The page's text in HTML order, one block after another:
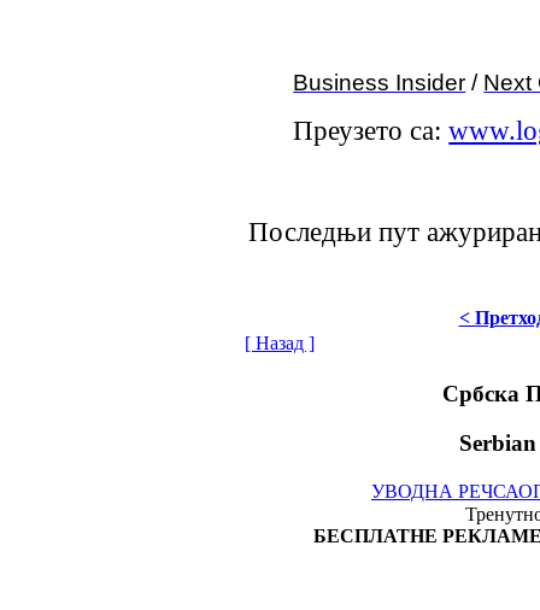
Business Insider / Next
Преузето са:
Последњи пут
<
[ Назад ]
Србска
УВОДНА РЕЧ
БЕСПЛАТНЕ